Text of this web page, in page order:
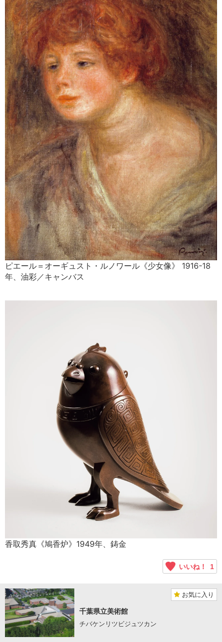
ピエール＝オーギュスト・ルノワール《少女像》 1916-18
年、油彩／キャンバス
香取秀真《鳩香炉》1949年、鋳金
いいね！ 1
お気に入り
千葉県立美術館
チバケンリツビジュツカン